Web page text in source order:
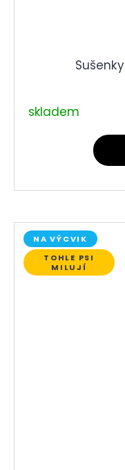
skladem
NA VÝCVIK
TOHLE PSI
MILUJÍ